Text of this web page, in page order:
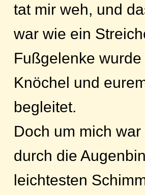
tat mir weh, und
war wie ein
Fußgelenke
Knöchel und
begleitet.
Doch um mich
durch die
leichtesten